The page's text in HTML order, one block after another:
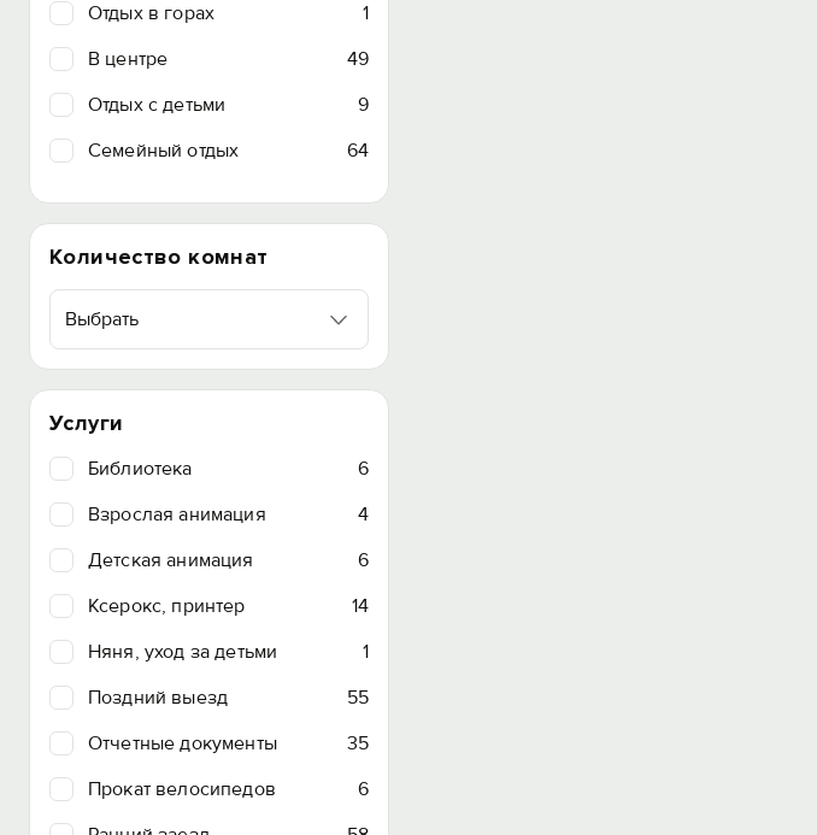
Отдых в горах
1
В центре
49
Отдых с детьми
9
Семейный отдых
64
Количество комнат
Выбрать
Услуги
Библиотека
6
Взрослая анимация
4
Детская анимация
6
Ксерокс, принтер
14
Няня, уход за детьми
1
Поздний выезд
55
Отчетные документы
35
Прокат велосипедов
6